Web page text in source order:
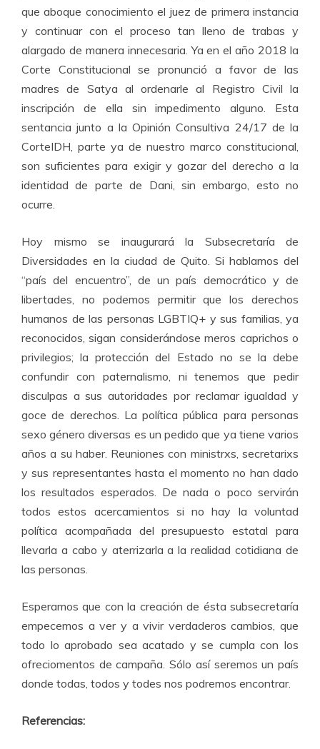
que aboque conocimiento el juez de primera instancia
y continuar con el proceso tan lleno de trabas y
alargado de manera innecesaria. Ya en el año 2018 la
Corte Constitucional se pronunció a favor de las
madres de Satya al ordenarle al Registro Civil la
inscripción de ella sin impedimento alguno. Esta
sentancia junto a la Opinión Consultiva 24/17 de la
CorteIDH, parte ya de nuestro marco constitucional,
son suficientes para exigir y gozar del derecho a la
identidad de parte de Dani, sin embargo, esto no
ocurre.
Hoy mismo se inaugurará la Subsecretaría de
Diversidades en la ciudad de Quito. Si hablamos del
“país del encuentro”, de un país democrático y de
libertades, no podemos permitir que los derechos
humanos de las personas LGBTIQ+ y sus familias, ya
reconocidos, sigan considerándose meros caprichos o
privilegios; la protección del Estado no se la debe
confundir con paternalismo, ni tenemos que pedir
disculpas a sus autoridades por reclamar igualdad y
goce de derechos. La política pública para personas
sexo género diversas es un pedido que ya tiene varios
años a su haber. Reuniones con ministrxs, secretarixs
y sus representantes hasta el momento no han dado
los resultados esperados. De nada o poco servirán
todos estos acercamientos si no hay la voluntad
política acompañada del presupuesto estatal para
llevarla a cabo y aterrizarla a la realidad cotidiana de
las personas.
Esperamos que con la creación de ésta subsecretaría
empecemos a ver y a vivir verdaderos cambios, que
todo lo aprobado sea acatado y se cumpla con los
ofreciomentos de campaña. Sólo así seremos un país
donde todas, todos y todes nos podremos encontrar.
Referencias: